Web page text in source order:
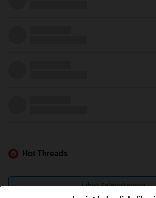
Hot Threads
Lihat Selengkapnya